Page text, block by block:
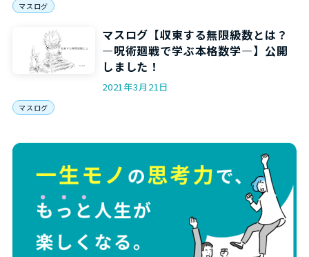
マスログ
マスログ【収束する無限級数とは？
―呪術廻戦で学ぶ本格数学―】公開
しました！
2021年3月21日
マスログ